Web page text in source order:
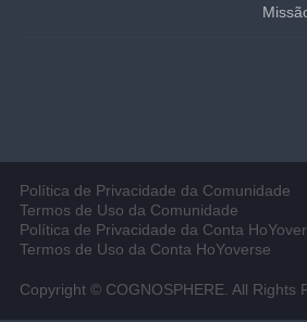
Política de Privacidade da Comunidade
Termos de Uso da Comunidade
Política de Privacidade da Conta
Termos de Uso da Conta HoYoverse
Copyright © COGNOSPHERE. All Rights